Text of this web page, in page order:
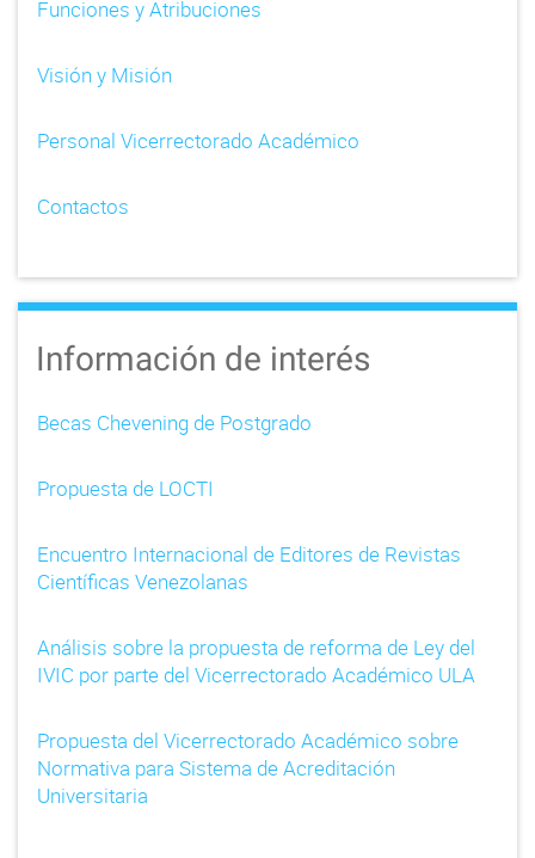
Funciones y Atribuciones
Visión y Misión
Personal Vicerrectorado Académico
Contactos
Información de interés
Becas Chevening de Postgrado
Propuesta de LOCTI
Encuentro Internacional de Editores de Revistas
Científicas Venezolanas
Análisis sobre la propuesta de reforma de Ley del
IVIC por parte del Vicerrectorado Académico ULA
Propuesta del Vicerrectorado Académico sobre
Normativa para Sistema de Acreditación
Universitaria